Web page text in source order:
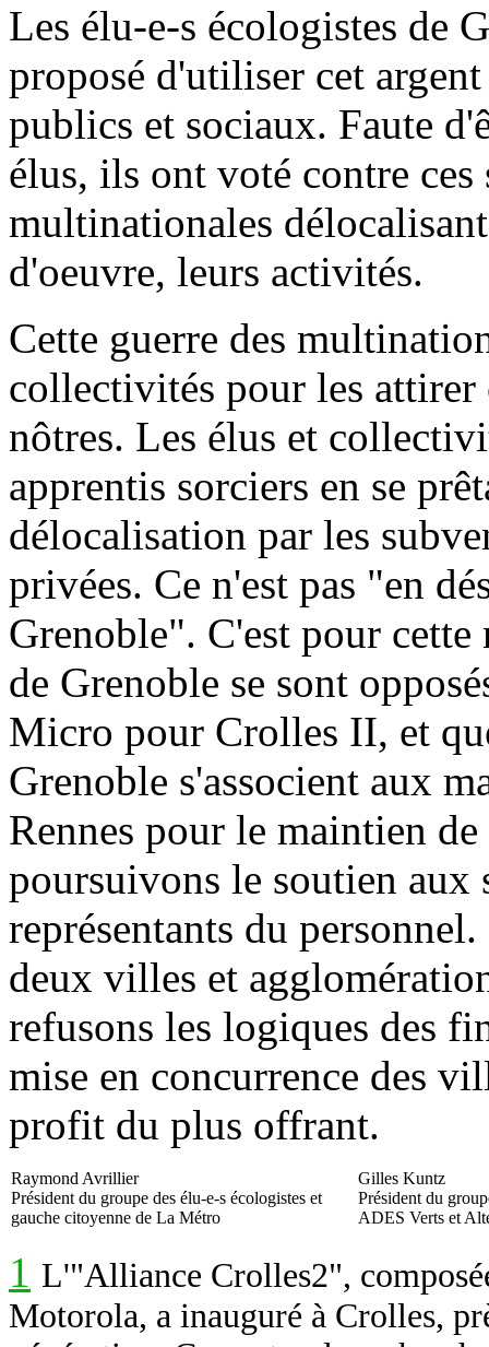
Les élu-e-s écologistes de
proposé d'utiliser cet
publics et sociaux. Faute
élus, ils ont voté contre
multinationales
d'oeuvre, leurs activités.
Cette guerre des
collectivités pour les attirer
nôtres. Les élus et
apprentis sorciers en se
délocalisation par les
privées. Ce n'est pas "en
Grenoble". C'est pour cette
de Grenoble se sont
Micro pour Crolles II, et
Grenoble s'associent aux
Rennes pour le maintien
poursuivons le soutien aux
représentants du
deux villes et
refusons les logiques des
mise en concurrence des
profit du plus offrant.
Raymond Avrillier
Président du groupe des élu-e-s écologistes et
gauche citoyenne de La Métro
Gilles Kuntz
Président du
ADES Verts et
1 L'"Alliance Crolles2",
Motorola, a inauguré à Crolles,